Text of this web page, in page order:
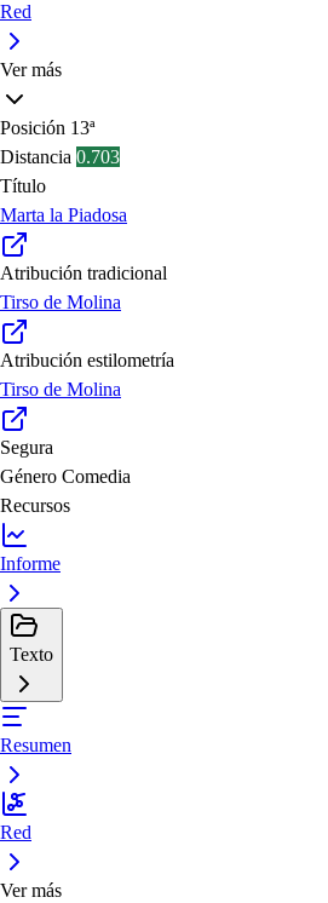
Red
Ver más
Posición 13ª
Distancia 0.703
Título
Marta la Piadosa
Atribución tradicional
Tirso de Molina
Atribución estilometría
Tirso de Molina
Segura
Género Comedia
Recursos
Informe
Texto
Resumen
Red
Ver más